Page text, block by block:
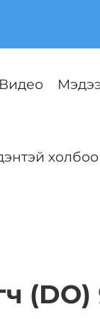
Видео
(DO)